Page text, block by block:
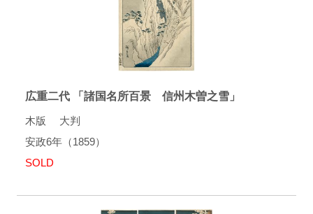
広重二代 「諸国名所百景 信州木曽之雪」
木版 大判
安政6年（1859）
SOLD